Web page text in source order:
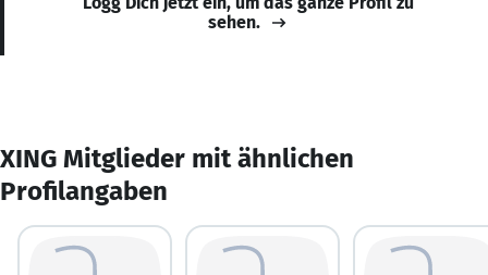
sehen.
XING Mitglieder mit ähnlichen
Profilangaben